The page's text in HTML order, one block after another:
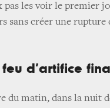
pas les voir le premier
sans créer une rupture
d’artifice final
du matin, dans la nuit